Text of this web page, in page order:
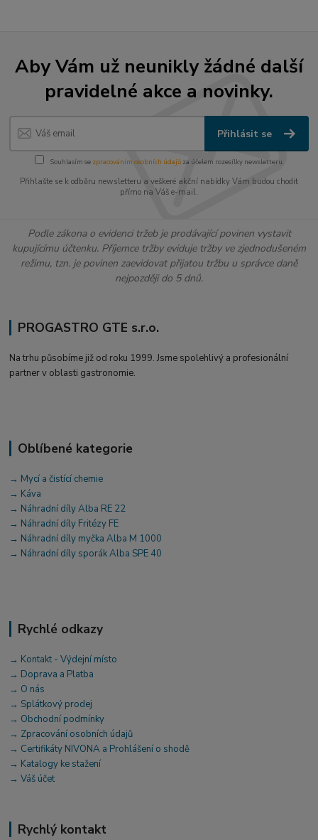
Aby Vám už neunikly žádné další
pravidelné akce a novinky.
Přihlásit se
Souhlasím se zpracováním osobních údajůza účelem rozesílky newsletteru.
Přihlašte se k odběru newsletteru a veškeré akční nabídky Vám budou chodit
přímo na Váš e-mail.
Podle zákona o evidenci tržeb je prodávající povinen vystavit
kupujícímu účtenku. Příjemce tržby eviduje tržby ve zjednodušeném
režimu, tzn. je povinen zaevidovat přijatou tržbu u správce daně
nejpozději do 5 dnů.
PROGASTRO GTE s.r.o.
Na trhu působíme již od roku 1999. Jsme spolehlivý a profesionální
partner v oblasti gastronomie.
Oblíbené kategorie
→ Mycí a čistící chemie
→ Káva
→ Náhradní díly Alba RE 22
→ Náhradní díly Fritézy FE
→ Náhradní díly myčka Alba M 1000
→ Náhradní díly sporák Alba SPE 40
Rychlé odkazy
→ Kontakt - Výdejní místo
→ Doprava a Platba
→ O nás
→ Splátkový prodej
→ Obchodní podmínky
→ Zpracování osobních údajů
→ Certifikáty NIVONA a Prohlášení o shodě
→ Katalogy ke stažení
→ Váš účet
Rychlý kontakt